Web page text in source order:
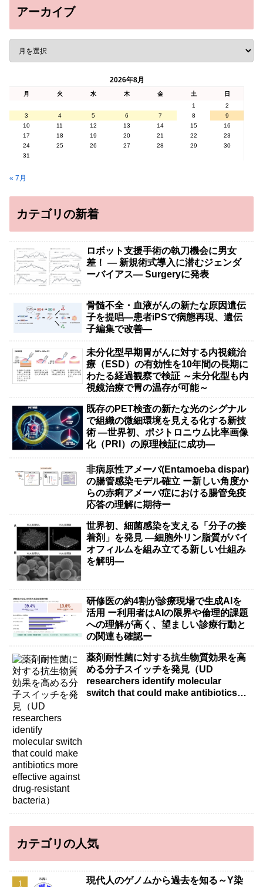
アーカイブ
2026年8月
月 火 水 木 金 土
日
1
2
3
4 5 6 7 8
9
10
11 12 13 14 15
16
17
18 19 20 21 22
23
24
25 26 27 28 29
30
31
« 7月
カテゴリの新着
ロボット支援手術の執刀機会に男女
差！ — 新規術式導入に潜むジェンダ
ーバイアス— Surgeryに発表
骨髄不全・血液がんの新たな原因遺伝
子を提唱―患者iPSで病態再現、遺伝
子編集で改善―
未分化型早期胃がんに対する内視鏡治
療（ESD）の有効性を10年間の長期に
わたる経過観察で検証 ～未分化型も内
視鏡治療で胃の温存が可能～
既存のPET検査の新たな光のシグナル
で組織の微細環境を見える化する新技
術 ―世界初、ポジトロニウム比率画像
化（PRI）の原理検証に成功―
非病原性アメーバ(Entamoeba dispar)
の腸管感染モデル確立 ー新しい角度か
らの赤痢アメーバ症における腸管免疫
応答の理解に期待ー
世界初、細菌感染を支える「分子の接
着剤」を発見 ―細胞外リン脂質がバイ
オフィルムを組み立てる新しい仕組み
を解明―
研修医の約4割が診療現場で生成AIを
活用 ー利用者はAIの限界や倫理的課題
への理解が高く、望ましい診療行動と
の関連も確認ー
薬剤耐性菌に対する抗生物質効果を高
める分子スイッチを発見（UD
researchers identify molecular
switch that could make antibiotics
カテゴリの人気
現代人のゲノムから過去を知る～Y染